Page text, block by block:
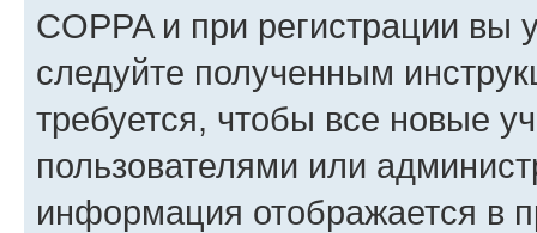
COPPA и при регистрации вы
следуйте полученным
требуется, чтобы все новые
пользователями или
информация отображается в